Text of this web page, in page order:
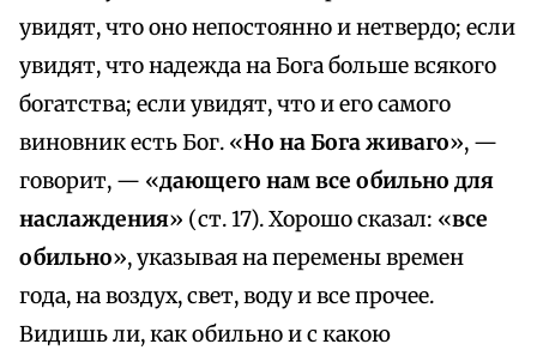
увидят, что оно непостоянно и нетвердо; если
увидят, что надежда на Бога больше всякого
богатства; если увидят, что и его самого
виновник есть Бог. «Но на Бога живаго», —
говорит, — «дающего нам все обильно для
наслаждения» (ст. 17). Хорошо сказал: «все
обильно», указывая на перемены времен
года, на воздух, свет, воду и все прочее.
Видишь ли, как обильно и с какою